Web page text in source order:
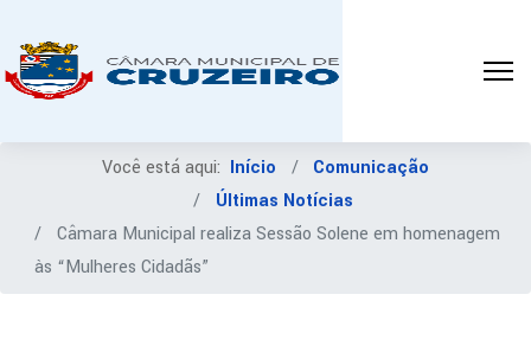
Você está aqui: Início
Comunicação
Últimas Notícias
Câmara Municipal realiza Sessão Solene em homenagem
às “Mulheres Cidadãs”